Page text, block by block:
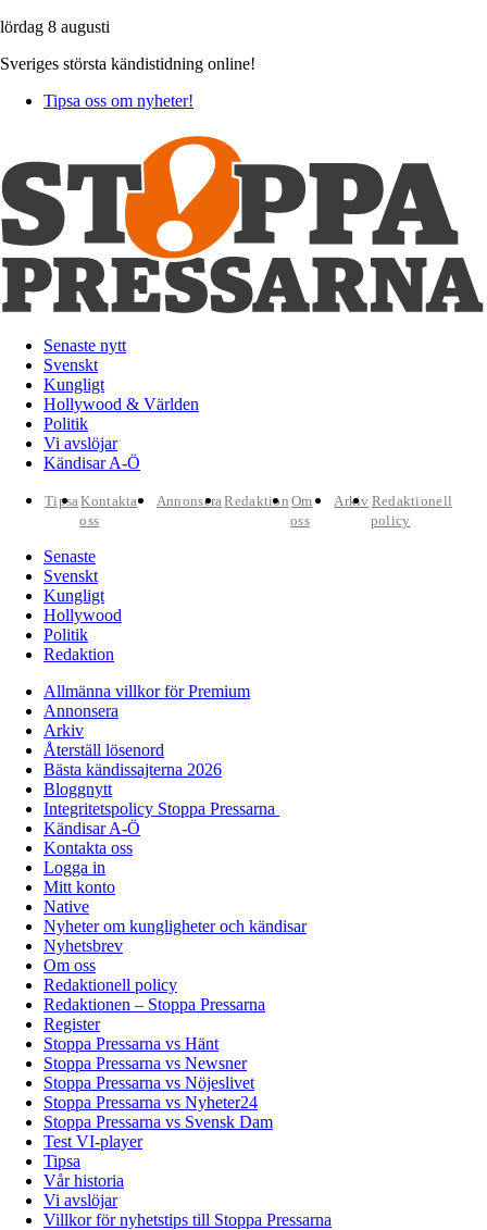
lördag 8 augusti
Sveriges största kändistidning online!
Tipsa oss om nyheter!
Senaste nytt
Svenskt
Kungligt
Hollywood & Världen
Politik
Vi avslöjar
Kändisar A-Ö
TipsaKontakta
oss
AnnonseraRedaktion Om
oss
Arkiv Redaktionell
policy
Senaste
Svenskt
Kungligt
Hollywood
Politik
Redaktion
Allmänna villkor för Premium
Annonsera
Arkiv
Återställ lösenord
Bästa kändissajterna 2026
Bloggnytt
Integritetspolicy Stoppa Pressarna
Kändisar A-Ö
Kontakta oss
Logga in
Mitt konto
Native
Nyheter om kungligheter och kändisar
Nyhetsbrev
Om oss
Redaktionell policy
Redaktionen – Stoppa Pressarna
Register
Stoppa Pressarna vs Hänt
Stoppa Pressarna vs Newsner
Stoppa Pressarna vs Nöjeslivet
Stoppa Pressarna vs Nyheter24
Stoppa Pressarna vs Svensk Dam
Test VI-player
Tipsa
Vår historia
Vi avslöjar
Villkor för nyhetstips till Stoppa Pressarna